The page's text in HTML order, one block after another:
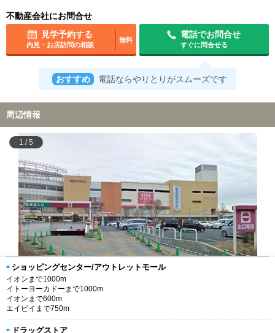
不動産会社にお問合せ
見学予約する
内見・お店訪問の相談
無料
電話でお問合せ
すぐに問合せる
おすすめ 電話ならやりとりがスムーズです
周辺情報
1 /5
ショッピングセンター/アウトレットモール
イオンまで1000m
イトーヨーカドーまで1000m
イオンまで600m
エイビイまで750m
ドラッグストア